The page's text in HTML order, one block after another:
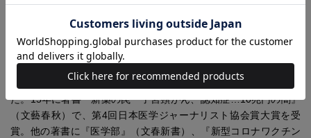
1966年、兵庫県生まれ。同志社大学文学部社会学科新聞学専攻
卒。同大学院文学研究科修士課程修了。会社員・出版社勤務など
を経て、2004年から医療問題を中心にジャーナリストとして活
動。タミフル寄附金問題やインプラント使い回し疑惑等でスクー
プを発表。『週刊文春』『女性セブン』等に記事を寄稿してき
た。15年に著書『新薬の罠 子宮頸がん、認知症…10兆円の闇』
（文藝春秋）で、第4回日本医学ジャーナリスト協会賞大賞を受
賞。他の著書に『医学部』（文春新書）、『新型コロナワクチン